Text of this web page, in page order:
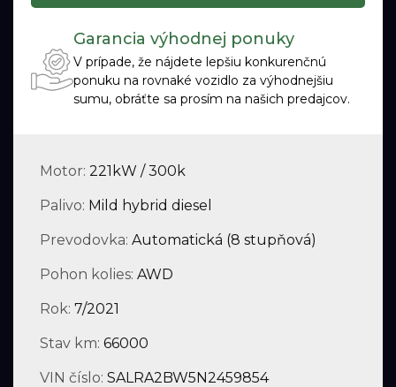
Garancia výhodnej ponuky
V prípade, že nájdete lepšiu konkurenčnú
ponuku na rovnaké vozidlo za výhodnejšiu
sumu, obráťte sa prosím na našich predajcov.
Motor: 221kW / 300k
Palivo: Mild hybrid diesel
Prevodovka: Automatická (8 stupňová)
Pohon kolies: AWD
Rok: 7/2021
Stav km: 66000
VIN číslo: SALRA2BW5N2459854